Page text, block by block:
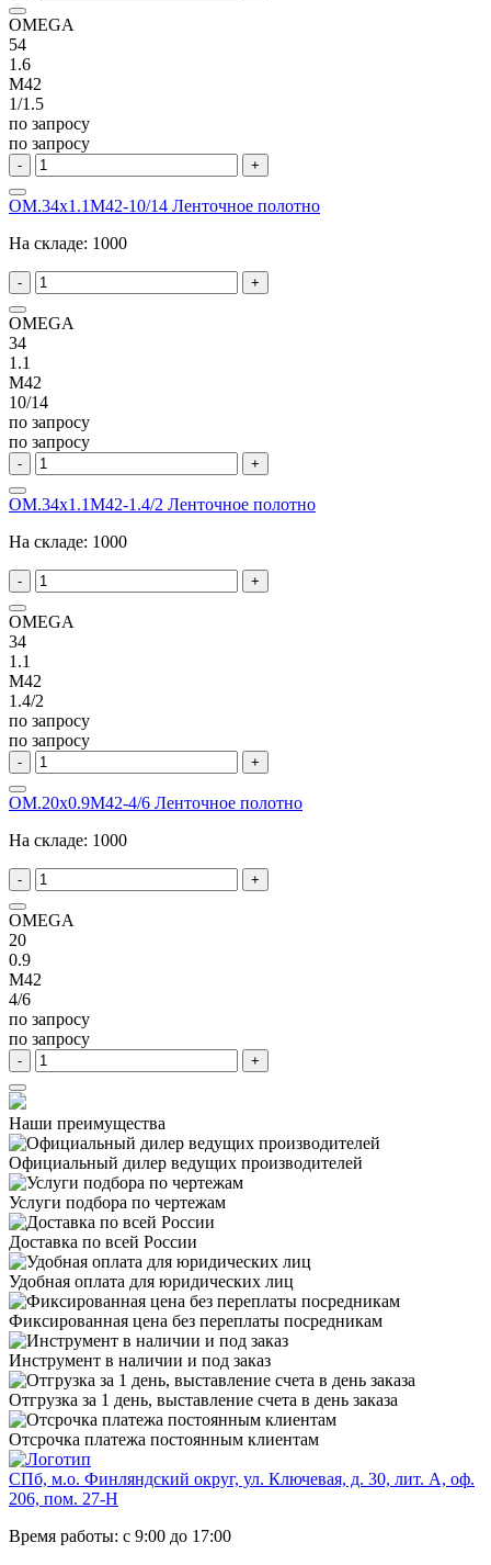
OMEGA
54
1.6
M42
1/1.5
по запросу
по запросу
- +
OM.34x1.1M42-10/14 Ленточное полотно
На складе: 1000
- +
OMEGA
34
1.1
M42
10/14
по запросу
по запросу
- +
OM.34x1.1M42-1.4/2 Ленточное полотно
На складе: 1000
- +
OMEGA
34
1.1
M42
1.4/2
по запросу
по запросу
- +
OM.20x0.9M42-4/6 Ленточное полотно
На складе: 1000
- +
OMEGA
20
0.9
M42
4/6
по запросу
по запросу
- +
Наши преимущества
Официальный дилер ведущих производителей
Услуги подбора по чертежам
Доставка по всей России
Удобная оплата для юридических лиц
Фиксированная цена без переплаты посредникам
Инструмент в наличии и под заказ
Отгрузка за 1 день, выставление счета в день заказа
Отсрочка платежа постоянным клиентам
СПб, м.о. Финляндский округ, ул. Ключевая, д. 30, лит. А, оф.
206, пом. 27-Н
Время работы: с 9:00 до 17:00